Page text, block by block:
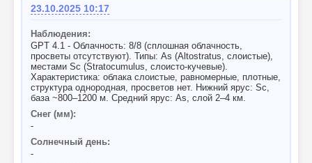
23.10.2025 10:17
Наблюдения:
GPT 4.1 - Облачность: 8/8 (сплошная облачность,
просветы отсутствуют). Типы: As (Altostratus, слоистые),
местами Sc (Stratocumulus, слоисто-кучевые).
Характеристика: облака слоистые, равномерные, плотные,
структура однородная, просветов нет. Нижний ярус: Sc,
база ~800–1200 м. Средний ярус: As, слой 2–4 км.
Снег (мм):
-
Солнечный день:
-